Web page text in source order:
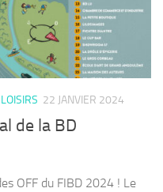
22 JANVIER 2024
de la BD
OFF du FIBD 2024 ! Le